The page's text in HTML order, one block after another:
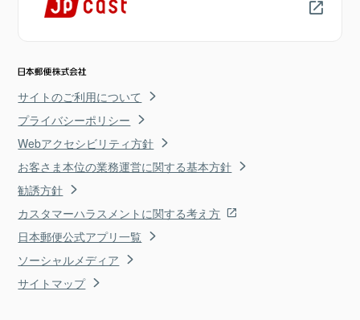
サイトのご利用について
プライバシーポリシー
Webアクセシビリティ方針
お客さま本位の業務運営に関する基本方針
勧誘方針
カスタマーハラスメントに関する考え方
日本郵便公式アプリ一覧
ソーシャルメディア
サイトマップ